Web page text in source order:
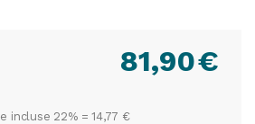
€
81,90
incluse 22% =14,77 €